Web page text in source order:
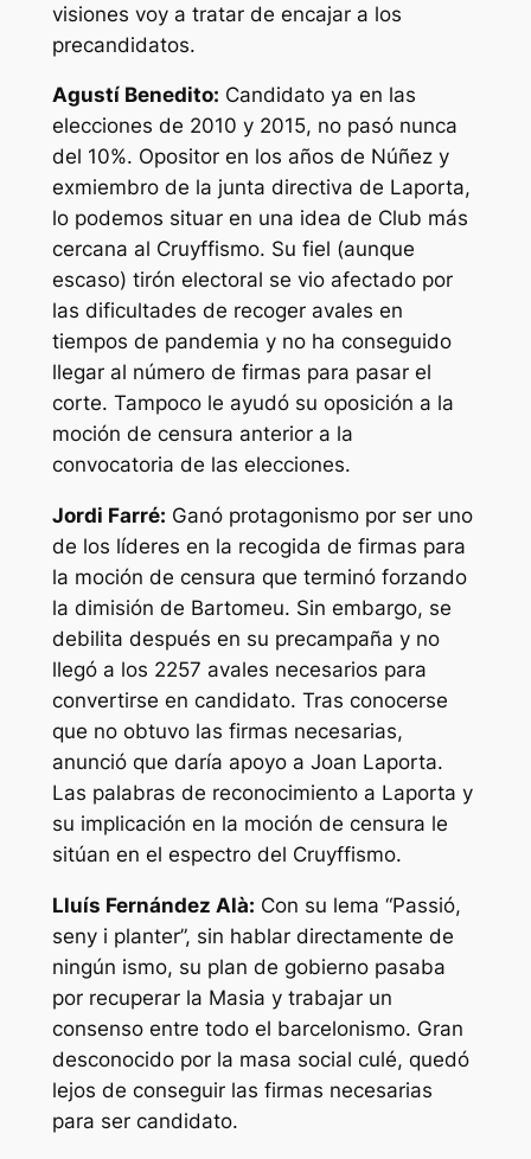
visiones voy a tratar de encajar a los
precandidatos.
Agustí Benedito: Candidato ya en las
elecciones de 2010 y 2015, no pasó nunca
del 10%. Opositor en los años de Núñez y
exmiembro de la junta directiva de Laporta,
lo podemos situar en una idea de Club más
cercana al Cruyffismo. Su fiel (aunque
escaso) tirón electoral se vio afectado por
las dificultades de recoger avales en
tiempos de pandemia y no ha conseguido
llegar al número de firmas para pasar el
corte. Tampoco le ayudó su oposición a la
moción de censura anterior a la
convocatoria de las elecciones.
Jordi Farré: Ganó protagonismo por ser uno
de los líderes en la recogida de firmas para
la moción de censura que terminó forzando
la dimisión de Bartomeu. Sin embargo, se
debilita después en su precampaña y no
llegó a los 2257 avales necesarios para
convertirse en candidato. Tras conocerse
que no obtuvo las firmas necesarias,
anunció que daría apoyo a Joan Laporta.
Las palabras de reconocimiento a Laporta y
su implicación en la moción de censura le
sitúan en el espectro del Cruyffismo.
Lluís Fernández Alà: Con su lema “Passió,
seny i planter”, sin hablar directamente de
ningún ismo, su plan de gobierno pasaba
por recuperar la Masia y trabajar un
consenso entre todo el barcelonismo. Gran
desconocido por la masa social culé, quedó
lejos de conseguir las firmas necesarias
para ser candidato.